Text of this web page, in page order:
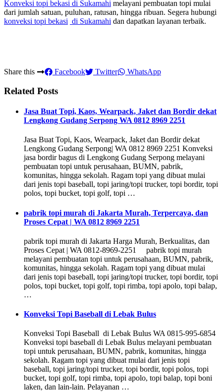
Konveksi topi bekasi di Sukamahi melayani pembuatan topi mulai
dari jumlah satuan, puluhan, ratusan, hingga ribuan. Segera hubungi
konveksi topi bekasi di Sukamahi dan dapatkan layanan terbaik.
Share this Facebook Twitter WhatsApp
Related Posts
Jasa Buat Topi, Kaos, Wearpack, Jaket dan Bordir dekat
Lengkong Gudang Serpong WA 0812 8969 2251
Jasa Buat Topi, Kaos, Wearpack, Jaket dan Bordir dekat
Lengkong Gudang Serpong| WA 0812 8969 2251 Konveksi
jasa bordir bagus di Lengkong Gudang Serpong melayani
pembuatan topi untuk perusahaan, BUMN, pabrik,
komunitas, hingga sekolah. Ragam topi yang dibuat mulai
dari jenis topi baseball, topi jaring/topi trucker, topi bordir, topi
polos, topi bucket, topi golf, topi …
pabrik topi murah di Jakarta Murah, Terpercaya, dan
Proses Cepat | WA 0812 8969 2251
pabrik topi murah di Jakarta Harga Murah, Berkualitas, dan
Proses Cepat | WA 0812-8969-2251 pabrik topi murah
melayani pembuatan topi untuk perusahaan, BUMN, pabrik,
komunitas, hingga sekolah. Ragam topi yang dibuat mulai
dari jenis topi baseball, topi jaring/topi trucker, topi bordir, topi
polos, topi bucket, topi golf, topi rimba, topi apolo, topi balap,
…
Konveksi Topi Baseball di Lebak Bulus
Konveksi Topi Baseball di Lebak Bulus WA 0815-995-6854
Konveksi topi baseball di Lebak Bulus melayani pembuatan
topi untuk perusahaan, BUMN, pabrik, komunitas, hingga
sekolah. Ragam topi yang dibuat mulai dari jenis topi
baseball, topi jaring/topi trucker, topi bordir, topi polos, topi
bucket, topi golf, topi rimba, topi apolo, topi balap, topi boni
laken, dan lain-lain. Pelayanan …